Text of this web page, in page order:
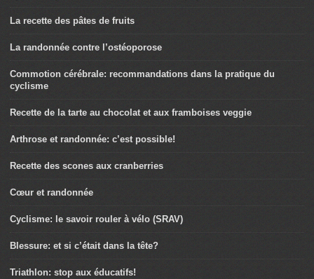
La recette des pâtes de fruits
La randonnée contre l’ostéoporose
Commotion cérébrale: recommandations dans la pratique du
cyclisme
Recette de la tarte au chocolat et aux framboises veggie
Arthrose et randonnée: c’est possible!
Recette des scones aux cranberries
Cœur et randonnée
Cyclisme: le savoir rouler à vélo (SRAV)
Blessure: et si c’était dans la tête?
Triathlon: stop aux éducatifs!